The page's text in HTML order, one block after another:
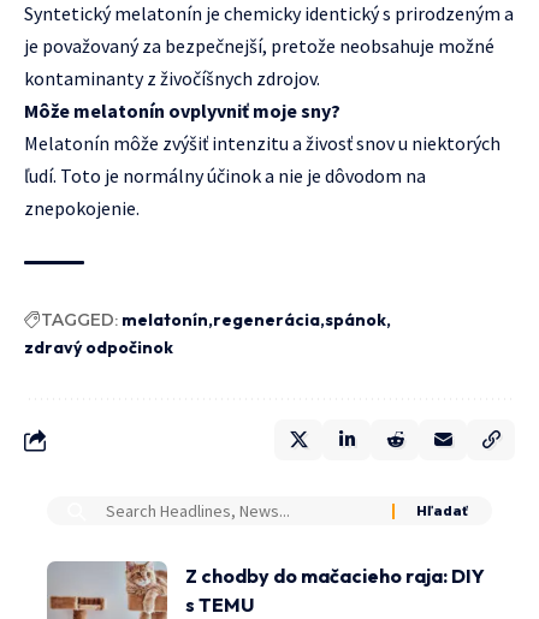
Syntetický melatonín je chemicky identický s prirodzeným a
je považovaný za bezpečnejší, pretože neobsahuje možné
kontaminanty z živočíšnych zdrojov.
Môže melatonín ovplyvniť moje sny?
Melatonín môže zvýšiť intenzitu a živosť snov u niektorých
ľudí. Toto je normálny účinok a nie je dôvodom na
znepokojenie.
TAGGED: melatonín regenerácia spánok
zdravý odpočinok
Z chodby do mačacieho raja: DIY
s TEMU